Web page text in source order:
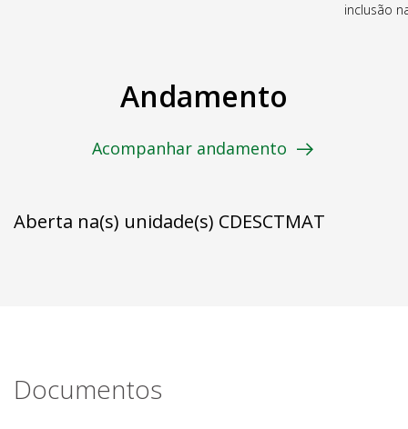
inclusão
Andamento
Acompanhar andamento
Aberta na(s) unidade(s) CDESCTMAT
Documentos